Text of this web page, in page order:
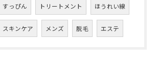
すっぴん トリートメント ほうれい線
スキンケア メンズ 脱毛 エステ